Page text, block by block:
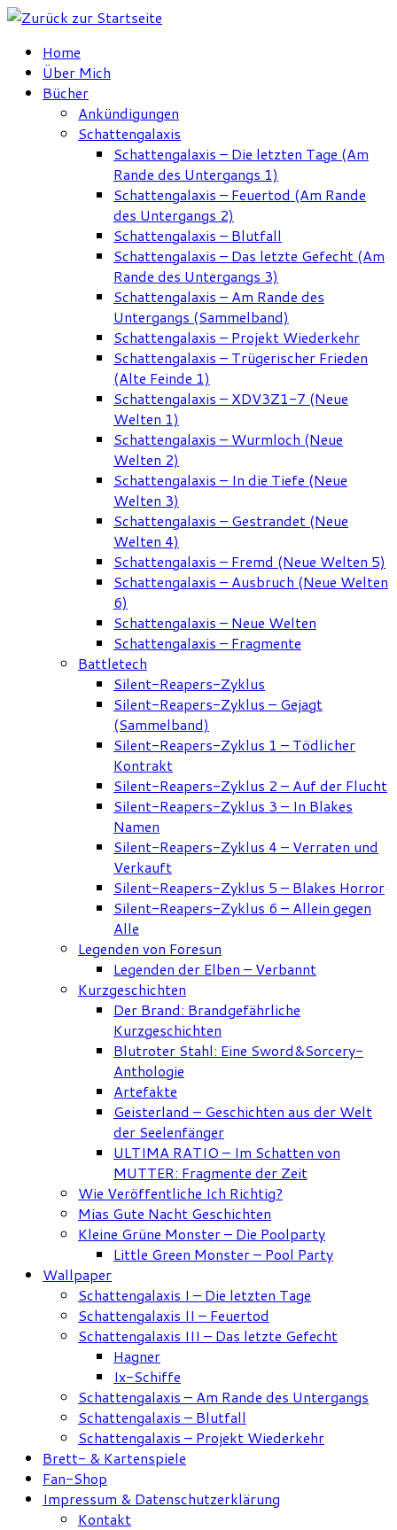
Zum
springenHome
Über Mich
Bücher
Ankündigungen
Schattengalaxis
Schattengalaxis – Die letzten Tage (Am
Rande des Untergangs 1)
Schattengalaxis – Feuertod (Am Rande
des Untergangs 2)
Schattengalaxis – Blutfall
Schattengalaxis – Das letzte Gefecht (Am
Rande des Untergangs 3)
Schattengalaxis – Am Rande des
Untergangs (Sammelband)
Schattengalaxis – Projekt Wiederkehr
Schattengalaxis – Trügerischer Frieden
(Alte Feinde 1)
Schattengalaxis – XDV3Z1-7 (Neue
Welten 1)
Schattengalaxis – Wurmloch (Neue
Welten 2)
Schattengalaxis – In die Tiefe (Neue
Welten 3)
Schattengalaxis – Gestrandet (Neue
Welten 4)
Schattengalaxis – Fremd (Neue Welten 5)
Schattengalaxis – Ausbruch (Neue Welten
6)
Schattengalaxis – Neue Welten
Schattengalaxis – Fragmente
Battletech
Silent-Reapers-Zyklus
Silent-Reapers-Zyklus – Gejagt
(Sammelband)
Silent-Reapers-Zyklus 1 – Tödlicher
Kontrakt
Silent-Reapers-Zyklus 2 – Auf der Flucht
Silent-Reapers-Zyklus 3 – In Blakes
Namen
Silent-Reapers-Zyklus 4 – Verraten und
Verkauft
Silent-Reapers-Zyklus 5 – Blakes Horror
Silent-Reapers-Zyklus 6 – Allein gegen
Alle
Legenden von Foresun
Legenden der Elben – Verbannt
Kurzgeschichten
Der Brand: Brandgefährliche
Kurzgeschichten
Blutroter Stahl: Eine Sword&Sorcery-
Anthologie
Artefakte
Geisterland – Geschichten aus der Welt
der Seelenfänger
ULTIMA RATIO – Im Schatten von
MUTTER: Fragmente der Zeit
Wie Veröffentliche Ich Richtig?
Mias Gute Nacht Geschichten
Kleine Grüne Monster – Die Poolparty
Little Green Monster – Pool Party
Wallpaper
Schattengalaxis I – Die letzten Tage
Schattengalaxis II – Feuertod
Schattengalaxis III – Das letzte Gefecht
Hagner
Ix-Schiffe
Schattengalaxis – Am Rande des Untergangs
Schattengalaxis – Blutfall
Schattengalaxis – Projekt Wiederkehr
Brett- & Kartenspiele
Fan-Shop
Impressum & Datenschutzerklärung
Kontakt